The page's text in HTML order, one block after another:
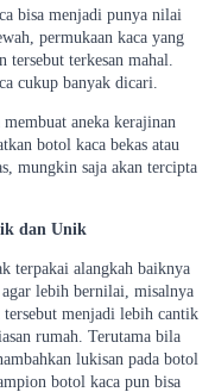
bisa menjadi punya nilai
permukaan kaca yang
tersebut terkesan mahal.
cukup banyak dicari.
aneka kerajinan
botol kaca bekas atau
mungkin saja akan tercipta
dan Unik
terpakai alangkah baiknya
lebih bernilai, misalnya
menjadi lebih cantik
rumah. Terutama bila
lukisan pada botol
botol kaca pun bisa